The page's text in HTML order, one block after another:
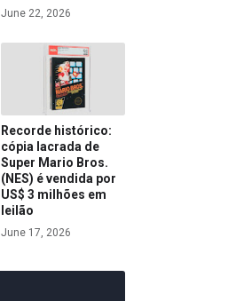
June 22, 2026
Recorde histórico:
cópia lacrada de
Super Mario Bros.
(NES) é vendida por
US$ 3 milhões em
leilão
June 17, 2026